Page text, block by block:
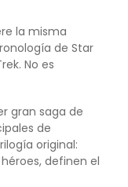
la misma
de Star
No es
gran saga de
de
original:
definen el